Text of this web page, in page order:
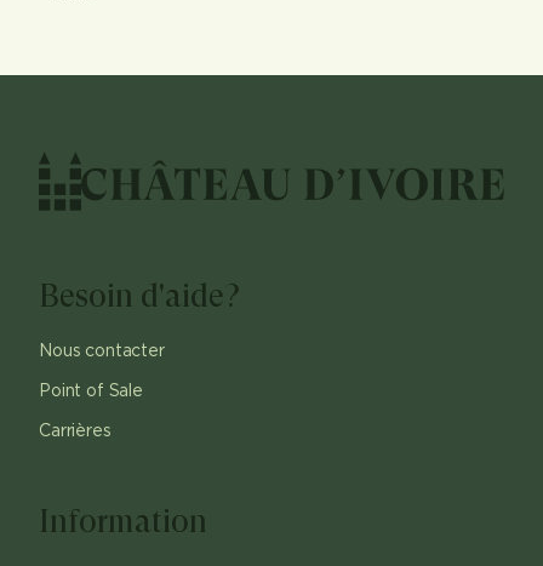
Besoin d'aide?
Nous contacter
Point of Sale
Carrières
Information